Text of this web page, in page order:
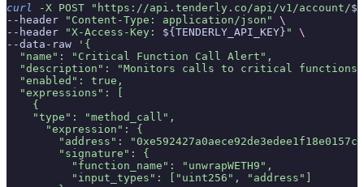
curl -X POST "https://api.tenderly.co/api/v1/account/
--header
"Content-Type: application/json"
\
--header
"X-Access-Key: ${TENDERLY_API_KEY} "
\
--data-raw
'{
  "name": "Critical Function Call Alert",
"description": "Monitors calls to critical
  "enabled": true,
  "expressions": [
    {
    "type": "method_call",
      "expression": {
"address":
        "signature": {
          "function_name": "unwrapWETH9",
          "input_types": ["uint256", "address"]